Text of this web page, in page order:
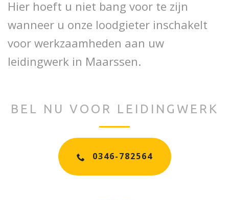
Hier hoeft u niet bang voor te zijn
wanneer u onze loodgieter inschakelt
voor werkzaamheden aan uw
leidingwerk in Maarssen.
BEL NU VOOR LEIDINGWERK
0346-782564